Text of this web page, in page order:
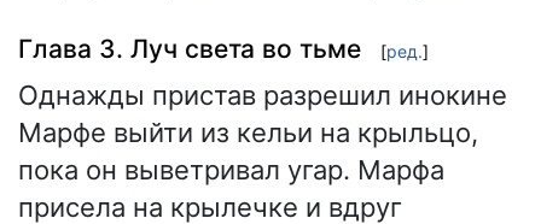
Глава 3. Луч света во тьме [ред.]
Однажды пристав разрешил инокине
Марфе выйти из кельи на крыльцо,
пока он выветривал угар. Марфа
присела на крылечке и вдруг